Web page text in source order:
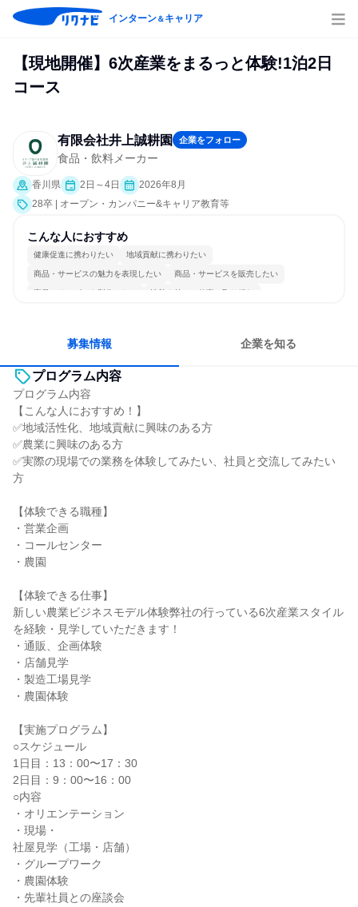
インターン＆キャリア
【現地開催】6次産業をまるっと体験!1泊2日
コース
有限会社井上誠耕園 企業をフォロー
食品・飲料メーカー
香川県 2日～4日
2026年8月
28卒 | オープン・カンパニー&キャリア教育等
こんな人におすすめ
健康促進に携わりたい 地域貢献に携わりたい
商品・サービスの魅力を表現したい 商品・サービスを販売したい
商品・サービスを製作したい 情熱を持って仕事に取り組む
募集情報 企業を知る
プログラム内容
プログラム内容
【こんな人におすすめ！】
✅地域活性化、地域貢献に興味のある方
✅農業に興味のある方
✅実際の現場での業務を体験してみたい、社員と交流してみたい
方
【体験できる職種】
・営業企画
・コールセンター
・農園
【体験できる仕事】
新しい農業ビジネスモデル体験弊社の行っている6次産業スタイル
を経験・見学していただきます！
・通販、企画体験
・店舗見学
・製造工場見学
・農園体験
【実施プログラム】
○スケジュール
1日目：13：00〜17：30
2日目：9：00〜16：00
○内容
・オリエンテーション
・現場・
社屋見学（工場・店舗）
・グループワーク
・農園体験
・先輩社員との座談会